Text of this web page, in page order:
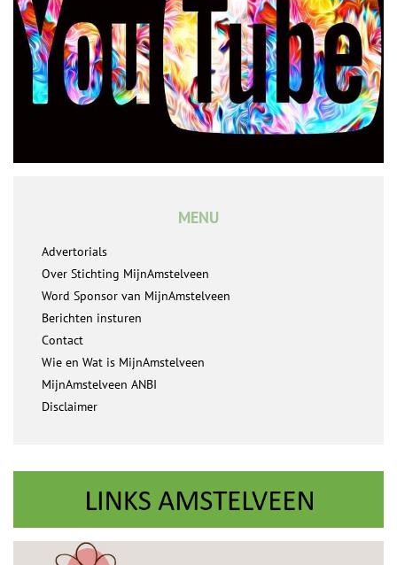
MENU
Advertorials
Over Stichting MijnAmstelveen
Word Sponsor van MijnAmstelveen
Berichten insturen
Contact
Wie en Wat is MijnAmstelveen
MijnAmstelveen ANBI
Disclaimer